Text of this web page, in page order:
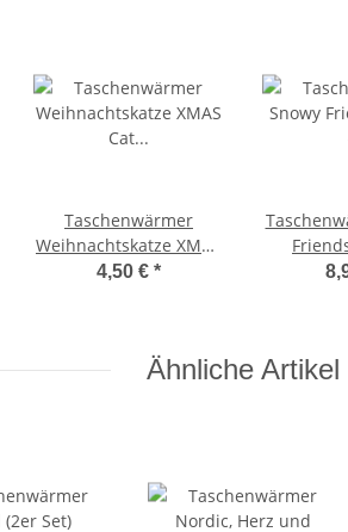
Taschenwärmer
Weihnachtskatze XMAS
Cat "Kälte kann mich
Handwärmer
4,50 € *
Ähnliche Artikel